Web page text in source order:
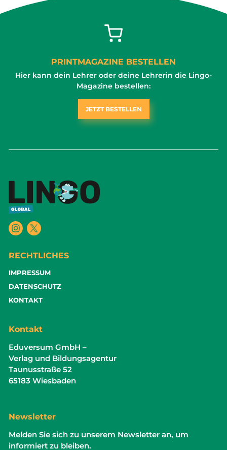
PRINTMAGAZINE BESTELLEN
Hier kann dein Lehrer oder deine Lehrerin die Lingo-
Magazine bestellen:
JETZT BESTELLEN
RECHTLICHES
IMPRESSUM
DATENSCHUTZ
KONTAKT
Kontakt
Eduversum GmbH –
Verlag und Bildungsagentur
Taunusstraße 52
65183 Wiesbaden
Newsletter
Melden Sie sich zu unserem Newsletter an, um
informiert zu bleiben.